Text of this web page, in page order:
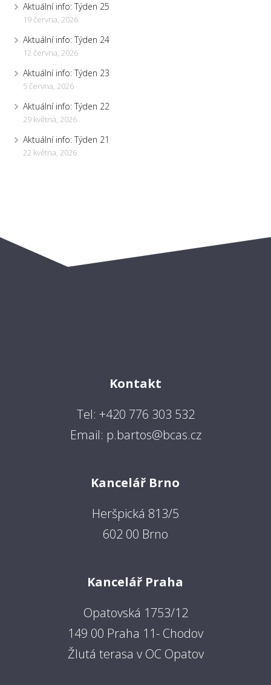
Aktuální info: Týden 25
19 června, 2026
Aktuální info: Týden 24
12 června, 2026
Aktuální info: Týden 23
5 června, 2026
Aktuální info: Týden 22
29 května, 2026
Aktuální info: Týden 21
22 května, 2026
Kontakt
Tel: +420 776 303 532
Email: p.bartos@bcas.cz
Kancelář Brno
Heršpická 813/5
602 00 Brno
Kancelář Praha
Opatovská 1753/12
149 00 Praha 11- Chodov
Žlutá terasa v OC Opatov